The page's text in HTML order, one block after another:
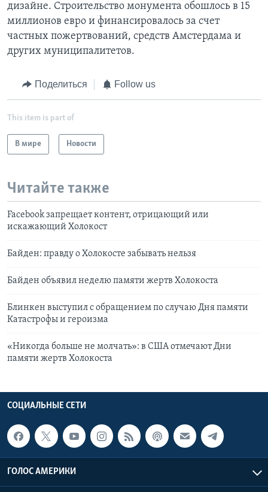
дизайне. Строительство монумента обошлось в 15
миллионов евро и финансировалось за счет
частных пожертвований, средств Амстердама и
других муниципалитетов.
Поделиться Follow us
This item is part of
В мире Новости
Читайте также
Facebook запрещает контент, отрицающий или
искажающий Холокост
Байден: правду о Холокосте забывать нельзя
Байден объявил неделю памяти жертв Холокоста
Блинкен выступил с обращением по случаю Дня памяти
Катастрофы и героизма
«Никогда больше не молчать»: в США отмечают Дни
памяти жертв Холокоста
СОЦИАЛЬНЫЕ СЕТИ
ГОЛОС АМЕРИКИ